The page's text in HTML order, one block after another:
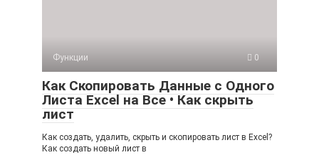
Функции 0
Как Скопировать Данные с Одного
Листа Excel на Все • Как скрыть
лист
Как создать, удалить, скрыть и скопировать лист в Excel?
Как создать новый лист в